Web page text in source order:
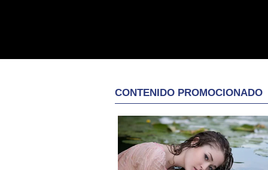
CONTENIDO PROMOCIONADO